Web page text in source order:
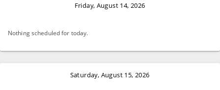
Friday, August 14, 2026
Nothing scheduled for today.
Saturday, August 15, 2026